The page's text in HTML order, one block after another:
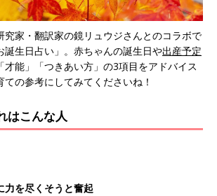
究家・翻訳家の鏡リュウジさんとのコラボで
誕生日占い」。赤ちゃんの誕生日や出産予定
才能」「つきあい方」の3項目をアドバイス
ての参考にしてみてくださいね！
はこんな人
力を尽くそうと奮起